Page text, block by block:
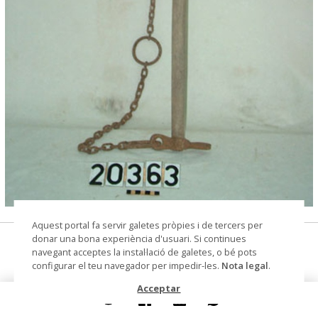
© Museu de les Terres de l'Ebre
balancí de matxet
Materials i tècniques fusta
Aquest portal fa servir galetes pròpies i de tercers per
donar una bona experiència d'usuari. Si continues
navegant acceptes la instal·lació de galetes, o bé pots
configurar el teu navegador per impedir-les. Nota legal.
Acceptar